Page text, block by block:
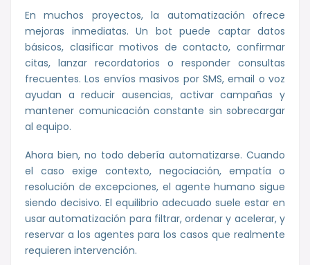
En muchos proyectos, la automatización ofrece
mejoras inmediatas. Un bot puede captar datos
básicos, clasificar motivos de contacto, confirmar
citas, lanzar recordatorios o responder consultas
frecuentes. Los envíos masivos por SMS, email o voz
ayudan a reducir ausencias, activar campañas y
mantener comunicación constante sin sobrecargar
al equipo.
Ahora bien, no todo debería automatizarse. Cuando
el caso exige contexto, negociación, empatía o
resolución de excepciones, el agente humano sigue
siendo decisivo. El equilibrio adecuado suele estar en
usar automatización para filtrar, ordenar y acelerar, y
reservar a los agentes para los casos que realmente
requieren intervención.